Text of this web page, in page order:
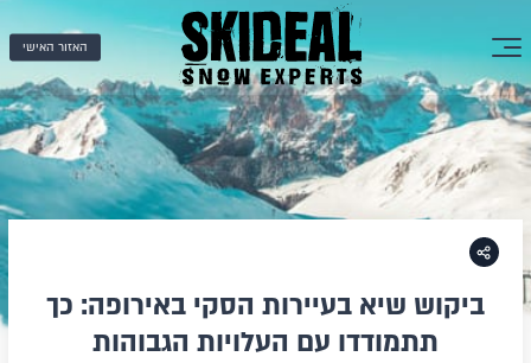
האזור האישי
ביקוש שיא בעיירות הסקי באירופה: כך
תתמודדו עם העלויות הגבוהות